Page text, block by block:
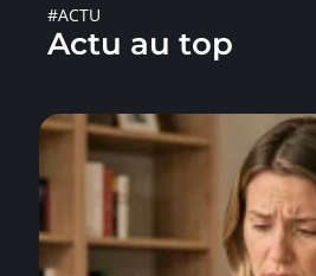
#ACTU
Actu au top